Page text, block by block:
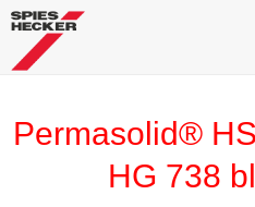
Permasolid®
HG 738